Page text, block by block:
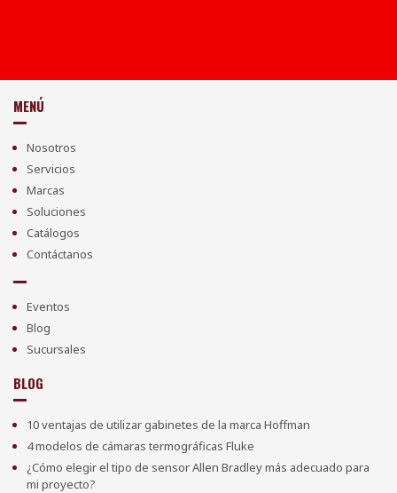
MENÚ
Nosotros
Servicios
Marcas
Soluciones
Catálogos
Contáctanos
Eventos
Blog
Sucursales
BLOG
10 ventajas de utilizar gabinetes de la marca Hoffman
4 modelos de cámaras termográficas Fluke
¿Cómo elegir el tipo de sensor Allen Bradley más adecuado para
mi proyecto?